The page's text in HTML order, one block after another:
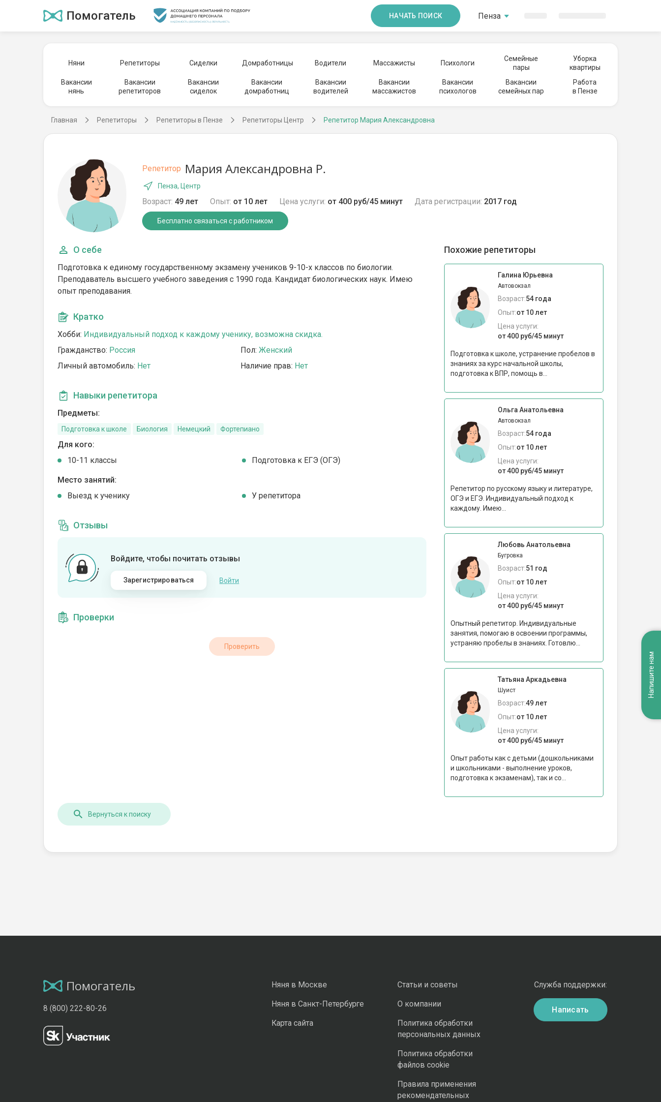
Помогатель НАЧАТЬ ПОИСК Пенза
Няни Репетиторы Сиделки Домработницы Водители Массажисты Психологи
Семейные
пары
Уборка
квартиры
Вакансии
нянь
Вакансии
репетиторов
Вакансии
сиделок
Вакансии
домработниц
Вакансии
водителей
Вакансии
массажистов
Вакансии
психологов
Вакансии
семейных пар
Работа
в Пензе
Главная Репетиторы Репетиторы в Пензе Репетиторы Центр Репетитор Мария Александровна
Репетитор Мария Александровна Р.
Пенза, Центр
Возраст: 49 лет Опыт: от 10 лет Цена услуги: от 400 руб/45 минут Дата регистрации: 2017 год
Бесплатно связаться с работником
О себе
Подготовка к единому государственному экзамену учеников 9-10-х классов по биологии.
Преподаватель высшего учебного заведения с 1990 года. Кандидат биологических наук. Имею
опыт преподавания.
Кратко
Хобби: Индивидуальный подход к каждому ученику, возможна скидка.
Гражданство: Россия Пол: Женский
Личный автомобиль: Нет Наличие прав: Нет
Навыки репетитора
Предметы:
Подготовка к школе Биология Немецкий Фортепиано
Для кого:
10-11 классы
Подготовка к ЕГЭ (ОГЭ)
Место занятий:
Выезд к ученику
У репетитора
Отзывы
Войдите, чтобы почитать отзывы
Зарегистрироваться Войти
Проверки
Проверить
Похожие репетиторы
Галина Юрьевна
Автовокзал
Возраст:54 года
Опыт:от 10 лет
Цена услуги:
от 400 руб/45 минут
Подготовка к школе, устранение пробелов в
знаниях за курс начальной школы,
подготовка к ВПР, помощь в...
Ольга Анатольевна
Автовокзал
Возраст:54 года
Опыт:от 10 лет
Цена услуги:
от 400 руб/45 минут
Репетитор по русскому языку и литературе,
ОГЭ и ЕГЭ. Индивидуальный подход к
каждому. Имею...
Любовь Анатольевна
Бугровка
Возраст:51 год
Опыт:от 10 лет
Цена услуги:
от 400 руб/45 минут
Опытный репетитор. Индивидуальные
занятия, помогаю в освоении программы,
устраняю пробелы в знаниях. Готовлю...
Татьяна Аркадьевна
Шуист
Возраст:49 лет
Опыт:от 10 лет
Цена услуги:
от 400 руб/45 минут
Опыт работы как с детьми (дошкольниками
и школьниками - выполнение уроков,
подготовка к экзаменам), так и со...
Вернуться к поиску
Помогатель
8 (800) 222-80-26
Няня в Москве
Няня в Санкт-Петербурге
Карта сайта
Статьи и советы
О компании
Политика обработки
персональных данных
Политика обработки
файлов cookie
Правила применения
рекомендательных
Служба поддержки:
Написать
Напишите нам